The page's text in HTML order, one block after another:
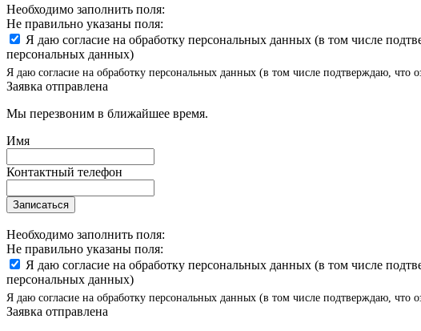
Необходимо заполнить поля:
Не правильно указаны поля:
Я даю согласие на обработку персональных данных (в том числе
персональных данных)
Я даю согласие на обработку персональных данных (в том числе подтверждаю, что
Заявка отправлена
Мы перезвоним в ближайшее время.
Имя
Контактный телефон
Записаться
Необходимо заполнить поля:
Не правильно указаны поля:
Я даю согласие на обработку персональных данных (в том числе
персональных данных)
Я даю согласие на обработку персональных данных (в том числе подтверждаю, что
Заявка отправлена